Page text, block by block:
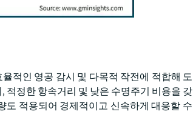
적인 영공 감시 및 다목적 작전에 적합해 도
적정한 항속거리 및 낮은 수명주기 비용을 갖
도 적용되어 경제적이고 신속하게 대응할 수